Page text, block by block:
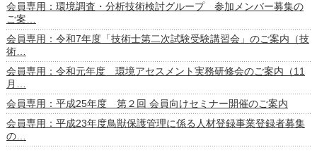
会員専用：環境調査・分析技術検討グループ 参加メンバー募集の
ご案…
会員専用：令和7年度「技術士第二次試験受験講習会」のご案内（技
術…
会員専用：令和元年度 環境アセスメント実務研修会のご案内（11
月…
会員専用：平成25年度 第２回 会員向けセミナー開催のご案内
会員専用：平成23年度鳥獣保護管理に係る人材登録事業登録者募集
の…